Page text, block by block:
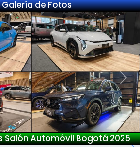
Galería de Fotos
Salón Automóvil Bogotá 2025
Next